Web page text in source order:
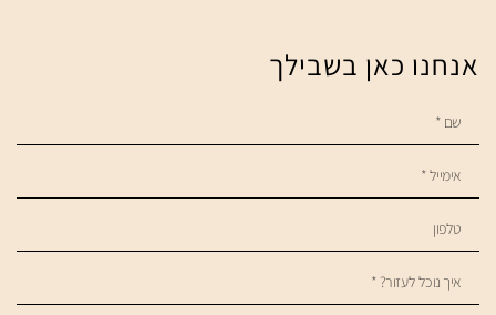
אנחנו כאן בשבילך